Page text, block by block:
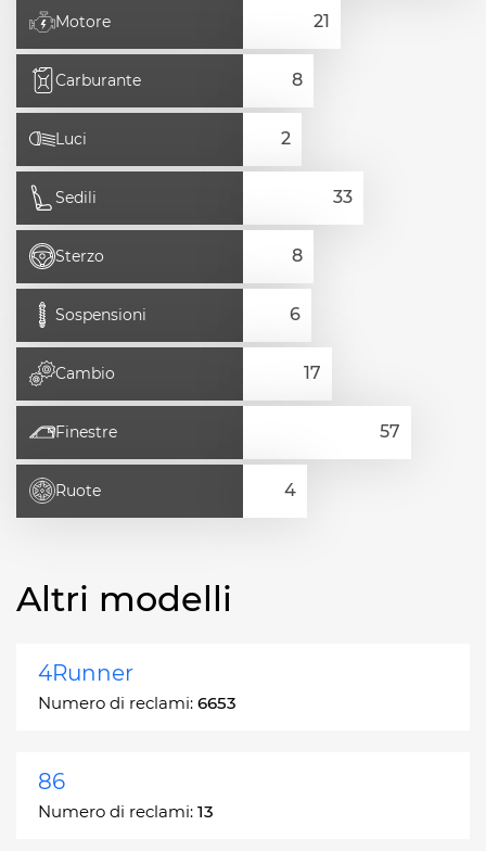
Motore
Carburante
Luci
Sedili
Sterzo
Sospensioni
Cambio
Finestre
Ruote
Altri modelli
4Runner
Numero di reclami: 6653
86
Numero di reclami: 13